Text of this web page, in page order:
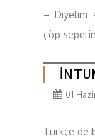
– Diyelim
çöp
01
Türkçe de